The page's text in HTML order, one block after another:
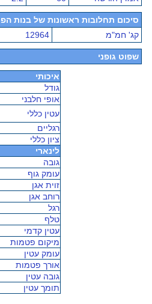
סיכום תחלובות ראשונות של בנות הפר -
קג' חמ"מ
12964
שפוט גופני
איכותי
גודל
אופי חלבני
עטין כללי
רגליים
ציון כללי
לינארי
גובה
עומק גוף
זוית אגן
רוחב אגן
רגל
טלף
עטין קדמי
מיקום פטמות
עומק עטין
אורך פטמות
גובה עטין
תומך עטין